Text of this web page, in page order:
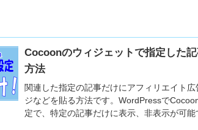
Cocoonのウィジェットで指定した
方法
関連した指定の記事だけにアフィリエイト
ジなどを貼る方法です。WordPressで
定で、特定の記事だけに表示、非表示が可能